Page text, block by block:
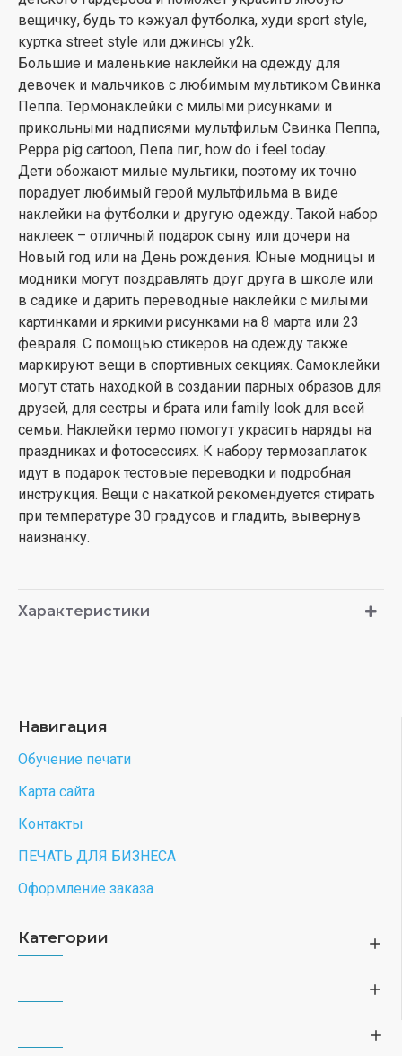
вещичку, будь то кэжуал футболка, худи sport style,
куртка street style или джинсы y2k.
Большие и маленькие наклейки на одежду для
девочек и мальчиков с любимым мультиком Свинка
Пеппа. Термонаклейки с милыми рисунками и
прикольными надписями мультфильм Свинка Пеппа,
Peppa pig cartoon, Пепа пиг, how do i feel today.
Дети обожают милые мультики, поэтому их точно
порадует любимый герой мультфильма в виде
наклейки на футболки и другую одежду. Такой набор
наклеек – отличный подарок сыну или дочери на
Новый год или на День рождения. Юные модницы и
модники могут поздравлять друг друга в школе или
в садике и дарить переводные наклейки с милыми
картинками и яркими рисунками на 8 марта или 23
февраля. С помощью стикеров на одежду также
маркируют вещи в спортивных секциях. Самоклейки
могут стать находкой в создании парных образов для
друзей, для сестры и брата или family look для всей
семьи. Наклейки термо помогут украсить наряды на
праздниках и фотосессиях. К набору термозаплаток
идут в подарок тестовые переводки и подробная
инструкция. Вещи с накаткой рекомендуется стирать
при температуре 30 градусов и гладить, вывернув
наизнанку.
Характеристики
Навигация
Обучение печати
Карта сайта
Контакты
ПЕЧАТЬ ДЛЯ БИЗНЕСА
Оформление заказа
Категории